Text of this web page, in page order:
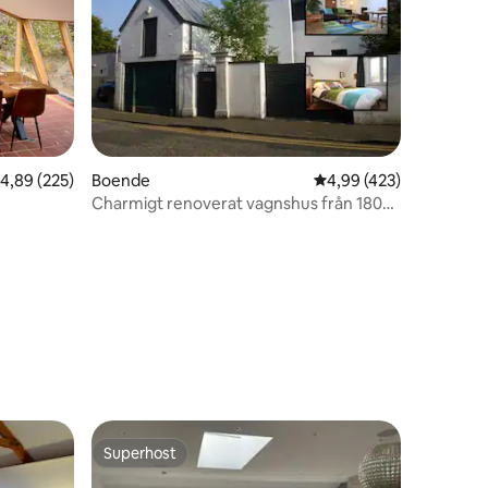
av 5 i genomsnittligt betyg, 225 omdömen
4,89 (225)
Boende 4,99 av 5 i
4,99 (423)
Charmigt renoverat vagnshus från 1800-
Superhost
Superhost